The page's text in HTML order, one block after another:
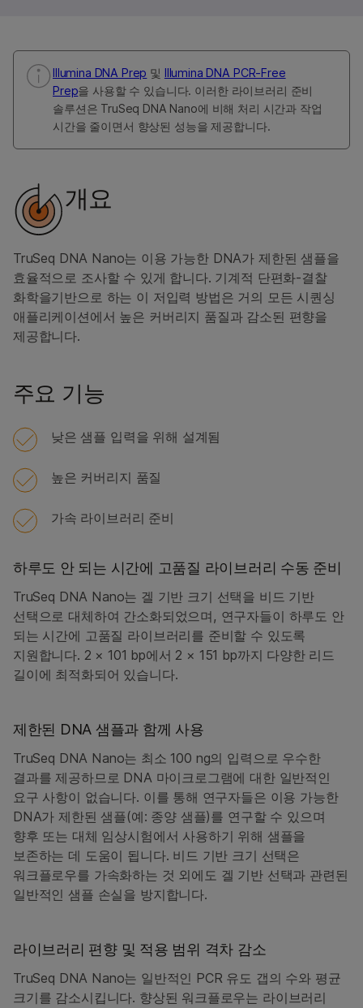
Illumina DNA Prep 및 Illumina DNA PCR-Free
Prep을 사용할 수 있습니다. 이러한 라이브러리 준비
솔루션은 TruSeq DNA Nano에 비해 처리 시간과 작업
시간을 줄이면서 향상된 성능을 제공합니다.
개요
TruSeq DNA Nano는 이용 가능한 DNA가 제한된 샘플을
효율적으로 조사할 수 있게 합니다. 기계적 단편화-결찰
화학을기반으로 하는 이 저입력 방법은 거의 모든 시퀀싱
애플리케이션에서 높은 커버리지 품질과 감소된 편향을
제공합니다.
주요 기능
낮은 샘플 입력을 위해 설계됨
높은 커버리지 품질
가속 라이브러리 준비
하루도 안 되는 시간에 고품질 라이브러리 수동 준비
TruSeq DNA Nano는 겔 기반 크기 선택을 비드 기반
선택으로 대체하여 간소화되었으며, 연구자들이 하루도 안
되는 시간에 고품질 라이브러리를 준비할 수 있도록
지원합니다. 2 × 101 bp에서 2 × 151 bp까지 다양한 리드
길이에 최적화되어 있습니다.
제한된 DNA 샘플과 함께 사용
TruSeq DNA Nano는 최소 100 ng의 입력으로 우수한
결과를 제공하므로 DNA 마이크로그램에 대한 일반적인
요구 사항이 없습니다. 이를 통해 연구자들은 이용 가능한
DNA가 제한된 샘플(예: 종양 샘플)를 연구할 수 있으며
향후 또는 대체 임상시험에서 사용하기 위해 샘플을
보존하는 데 도움이 됩니다. 비드 기반 크기 선택은
워크플로우를 가속화하는 것 외에도 겔 기반 선택과 관련된
일반적인 샘플 손실을 방지합니다.
라이브러리 편향 및 적용 범위 격차 감소
TruSeq DNA Nano는 일반적인 PCR 유도 갭의 수와 평균
크기를 감소시킵니다. 향상된 워크플로우는 라이브러리